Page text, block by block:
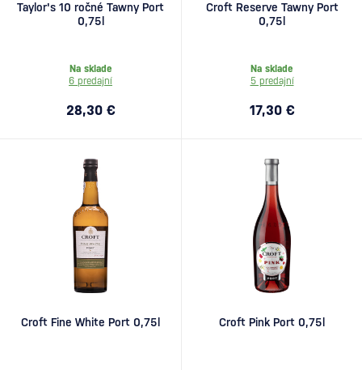
Taylor's 10 ročné Tawny Port
0,75l
Na sklade
6 predajní
28,30 €
Croft Reserve Tawny Port
0,75l
Na sklade
5 predajní
17,30 €
Croft Fine White Port 0,75l Croft Pink Port 0,75l